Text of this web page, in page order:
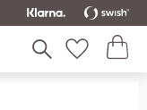
Favoriter